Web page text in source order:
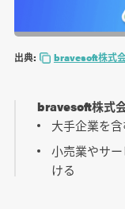
出典: bravesoft株式
bravesoft株式
大手企業を
小売業やサ
ける